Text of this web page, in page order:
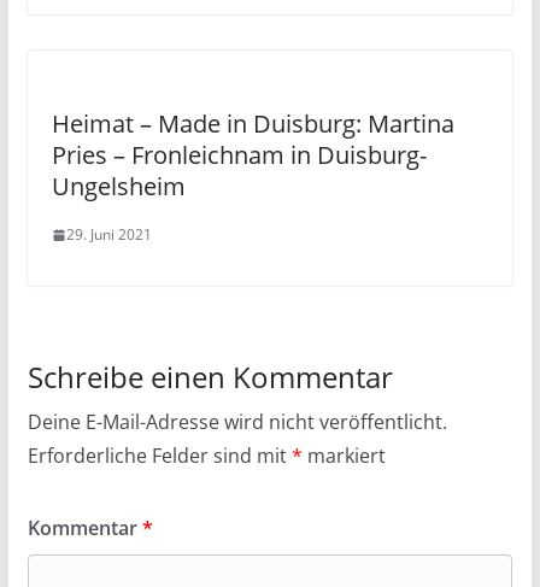
Heimat – Made in Duisburg: Martina
Pries – Fronleichnam in Duisburg-
Ungelsheim
29. Juni 2021
Schreibe einen Kommentar
Deine E-Mail-Adresse wird nicht veröffentlicht.
Erforderliche Felder sind mit* markiert
Kommentar*